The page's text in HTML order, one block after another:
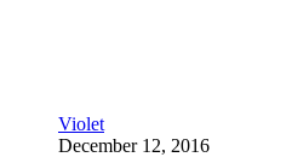
Violet
December 12, 2016